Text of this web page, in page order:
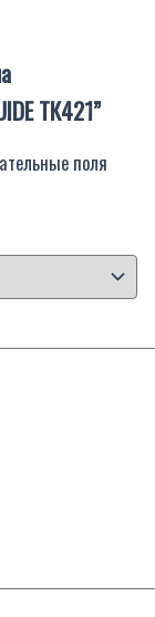
ТК421”
поля